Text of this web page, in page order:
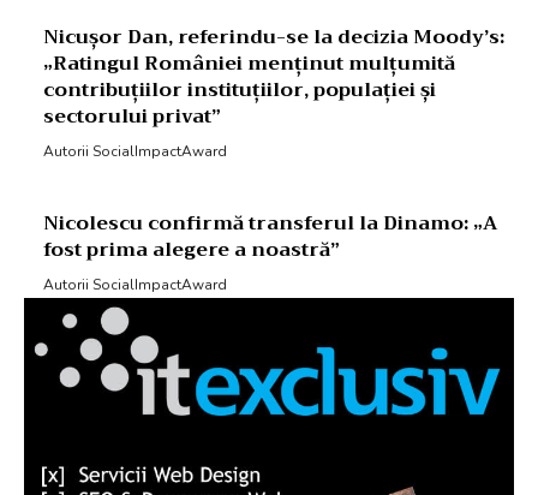
Nicușor Dan, referindu-se la decizia Moody’s:
„Ratingul României menținut mulțumită
contribuțiilor instituțiilor, populației și
sectorului privat”
Autorii SocialImpactAward
Nicolescu confirmă transferul la Dinamo: „A
fost prima alegere a noastră”
Autorii SocialImpactAward